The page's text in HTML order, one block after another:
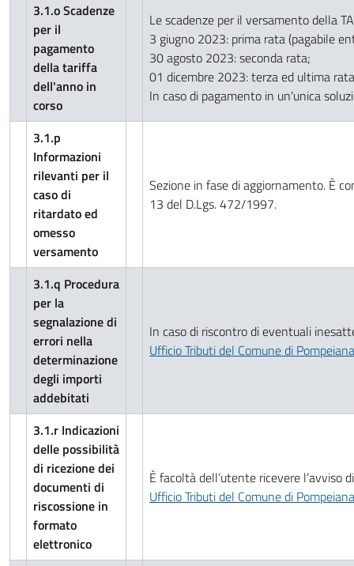
3.1.o Scadenze
per il
pagamento
della tariffa
dell'anno in
corso
Le scadenze per il versamento della
3 giugno 2023: prima rata (pagabile
30 agosto 2023: seconda rata;
01 dicembre 2023: terza ed ultima
In caso di pagamento in un'unica
3.1.p
Informazioni
rilevanti per il
caso di
ritardato ed
omesso
versamento
Sezione in fase di aggiornamento. È
13 del D.Lgs. 472/1997.
3.1.q Procedura
per la
segnalazione di
errori nella
determinazione
degli importi
addebitati
In caso di riscontro di eventuali
Ufficio Tributi del Comune di Pompeiana
3.1.r Indicazioni
delle possibilità
di ricezione dei
documenti di
riscossione in
formato
elettronico
È facoltà dell’utente ricevere
Ufficio Tributi del Comune di Pompeiana